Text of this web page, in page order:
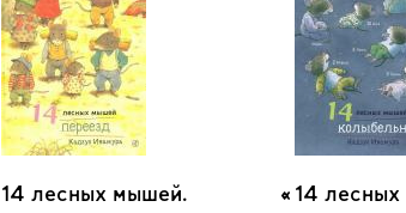
14 лесных мышей.
14